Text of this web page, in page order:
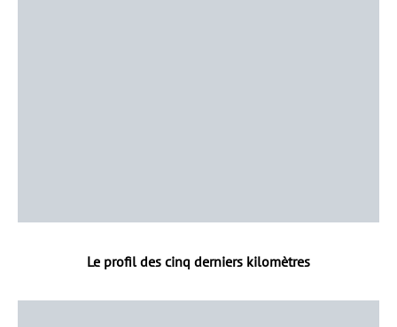
Le profil des cinq derniers kilomètres